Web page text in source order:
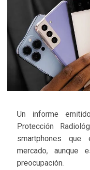
Un informe
Protección
smartphones
mercado, aunque
preocupación.